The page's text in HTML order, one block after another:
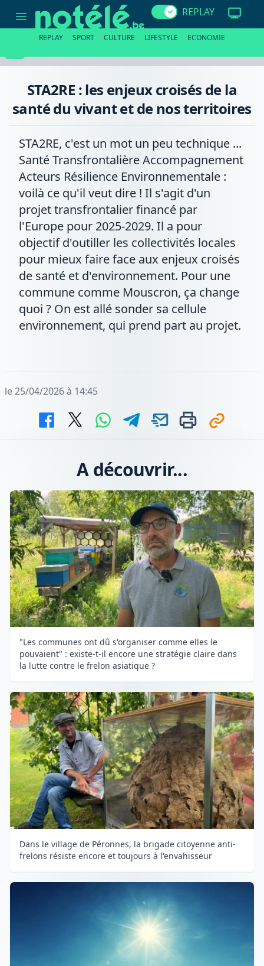
la
REPLAY
REPLAY SPORT CULTURE LIFESTYLE ECONOMIE
STA2RE : les enjeux croisés de la
santé du vivant et de nos territoires
STA2RE, c'est un mot un peu technique ...
Santé Transfrontalière Accompagnement
Acteurs Résilience Environnementale :
voilà ce qu'il veut dire ! Il s'agit d'un
projet transfrontalier financé par
l'Europe pour 2025-2029. Il a pour
objectif d'outiller les collectivités locales
pour mieux faire face aux enjeux croisés
de santé et d'environnement. Pour une
commune comme Mouscron, ça change
quoi ? On est allé sonder sa cellule
environnement, qui prend part au projet.
le 25/04/2026 à 14:45
A découvrir...
"Les communes ont dû s'organiser comme elles le
pouvaient" : existe-t-il encore une stratégie claire dans
la lutte contre le frelon asiatique ?
Dans le village de Péronnes, la brigade citoyenne anti-
frelons résiste encore et toujours à l'envahisseur